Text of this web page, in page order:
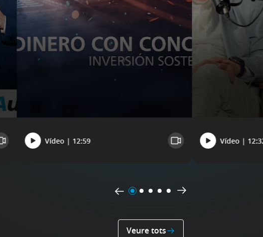
Vídeo | 12:59 Vídeo |
Veure tots